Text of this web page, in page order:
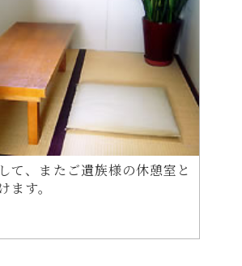
て、またご遺族様の休憩室と
ます。